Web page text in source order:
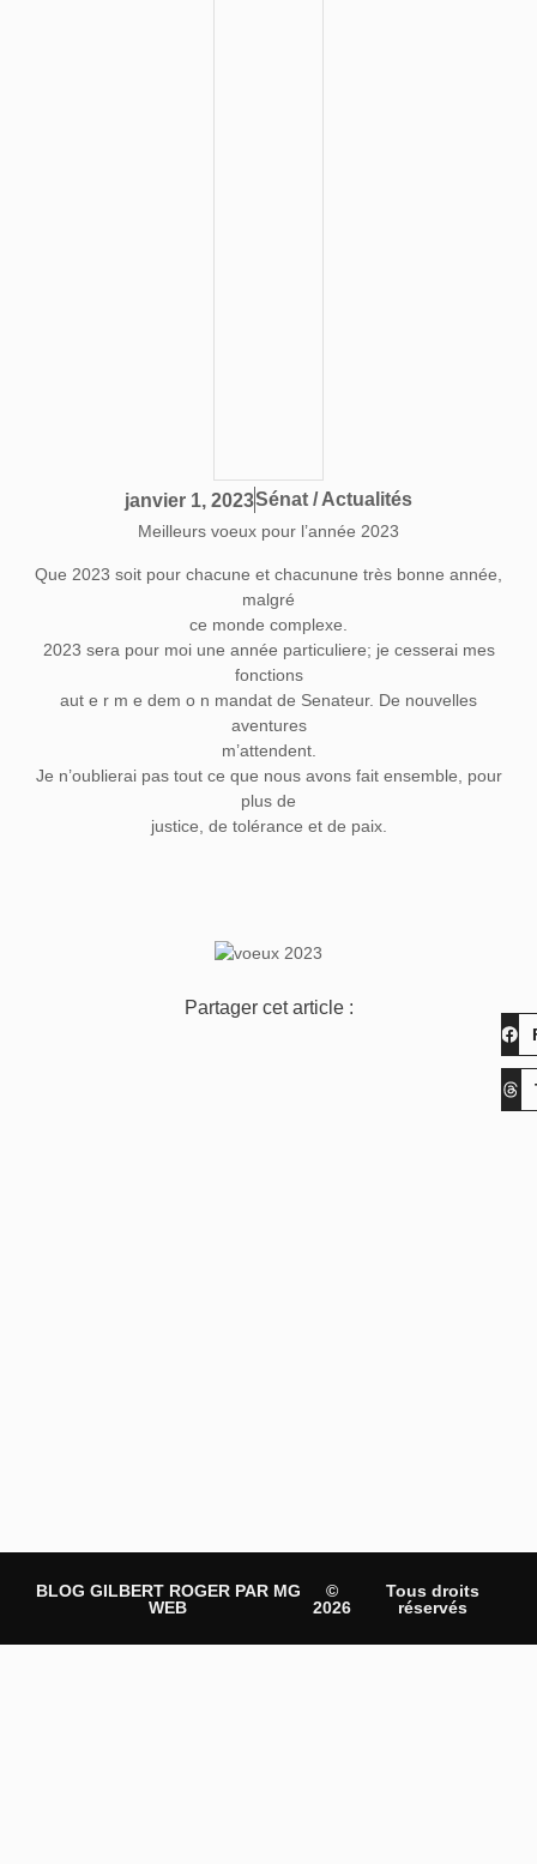
janvier 1, 2023Sénat / Actualités
Meilleurs voeux pour l’année 2023
Que 2023 soit pour chacune et chacunune très bonne année,
malgré
ce monde complexe.
2023 sera pour moi une année particuliere; je cesserai mes
fonctions
aut e r m e dem o n mandat de Senateur. De nouvelles
aventures
m’attendent.
Je n’oublierai pas tout ce que nous avons fait ensemble, pour
plus de
justice, de tolérance et de paix.
Partager cet article :
BLOG GILBERT ROGER PAR MG
WEB
©
2026
Tous droits
réservés